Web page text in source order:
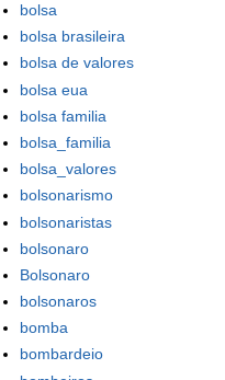
bolsa
bolsa brasileira
bolsa de valores
bolsa eua
bolsa familia
bolsa_familia
bolsa_valores
bolsonarismo
bolsonaristas
bolsonaro
Bolsonaro
bolsonaros
bomba
bombardeio